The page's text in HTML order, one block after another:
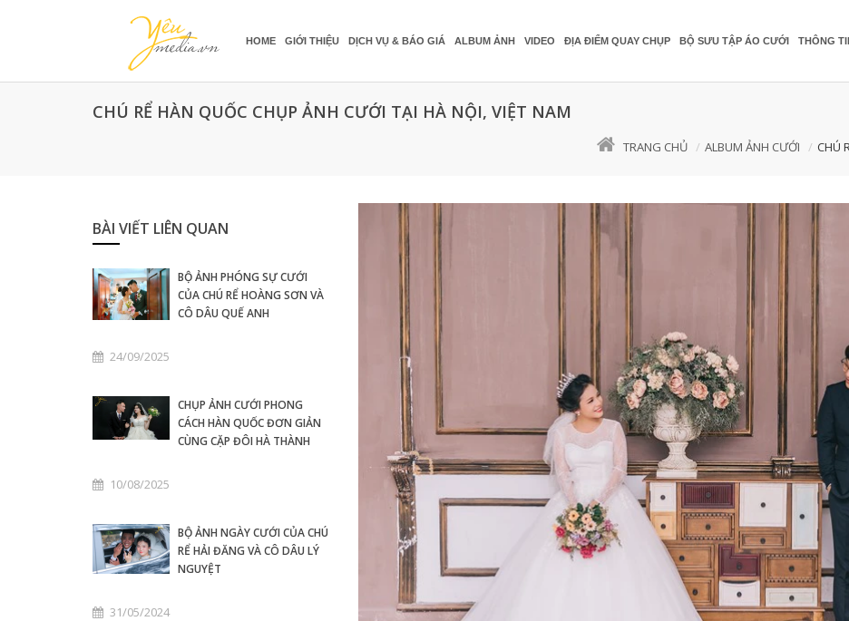
HOME GIỚI THIỆU DỊCH VỤ & BÁO GIÁ ALBUM ẢNH VIDEO ĐỊA ĐIỂM QUAY CHỤP BỘ SƯU TẬP ÁO CƯỚI THÔNG
CHÚ RỂ HÀN QUỐC CHỤP ẢNH CƯỚI TẠI HÀ NỘI, VIỆT NAM
TRANG CHỦ ALBUM ẢNH CƯỚI CHÚ
BÀI VIẾT LIÊN QUAN
BỘ ẢNH PHÓNG SỰ CƯỚI
CỦA CHÚ RỂ HOÀNG SƠN VÀ
CÔ DÂU QUẾ ANH
24/09/2025
CHỤP ẢNH CƯỚI PHONG
CÁCH HÀN QUỐC ĐƠN GIẢN
CÙNG CẶP ĐÔI HÀ THÀNH
10/08/2025
BỘ ẢNH NGÀY CƯỚI CỦA CHÚ
RỂ HẢI ĐĂNG VÀ CÔ DÂU LÝ
NGUYỆT
31/05/2024